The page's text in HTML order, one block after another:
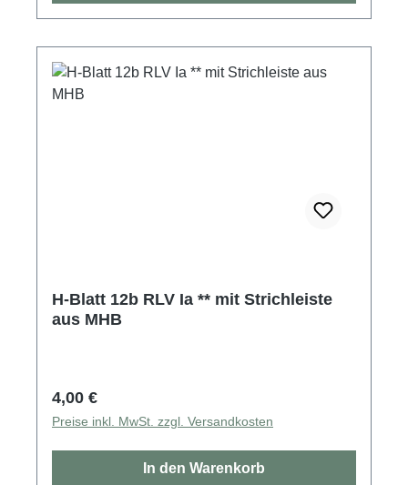
H-Blatt 12b RLV Ia ** mit Strichleiste
aus MHB
Regulärer Preis:
4,00 €
Preise inkl. MwSt. zzgl. Versandkosten
In den Warenkorb